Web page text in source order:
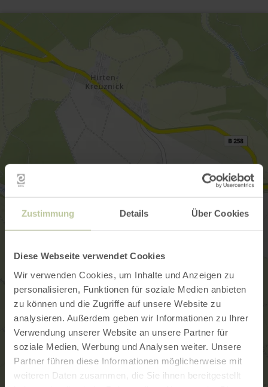
Zustimmung Details Über Cookies
Diese Webseite verwendet Cookies
Wir verwenden Cookies, um Inhalte und Anzeigen zu
personalisieren, Funktionen für soziale Medien anbieten
zu können und die Zugriffe auf unsere Website zu
analysieren. Außerdem geben wir Informationen zu Ihrer
Verwendung unserer Website an unsere Partner für
soziale Medien, Werbung und Analysen weiter. Unsere
Partner führen diese Informationen möglicherweise mit
weiteren Daten zusammen, die Sie ihnen bereitgestellt